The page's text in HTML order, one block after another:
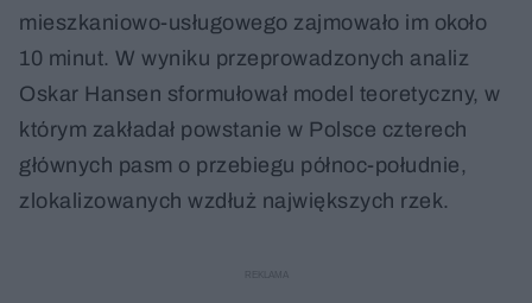
mieszkaniowo-usługowego zajmowało im około
10 minut. W wyniku przeprowadzonych analiz
Oskar Hansen sformułował model teoretyczny, w
którym zakładał powstanie w Polsce czterech
głównych pasm o przebiegu północ-południe,
zlokalizowanych wzdłuż największych rzek.